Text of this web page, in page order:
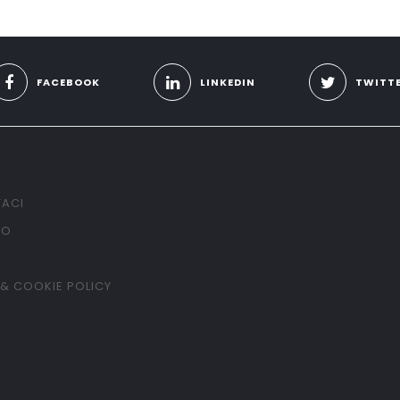
FACEBOOK LINKEDIN
COOKIE POLICY